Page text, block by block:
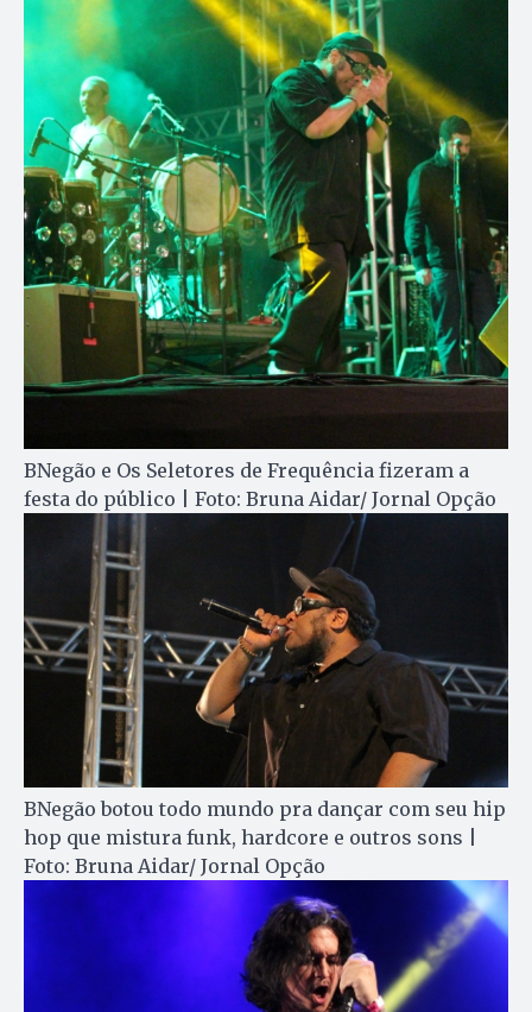
BNegão e Os Seletores de Frequência fizeram a
festa do público | Foto: Bruna Aidar/ Jornal Opção
BNegão botou todo mundo pra dançar com seu hip
hop que mistura funk, hardcore e outros sons |
Foto: Bruna Aidar/ Jornal Opção